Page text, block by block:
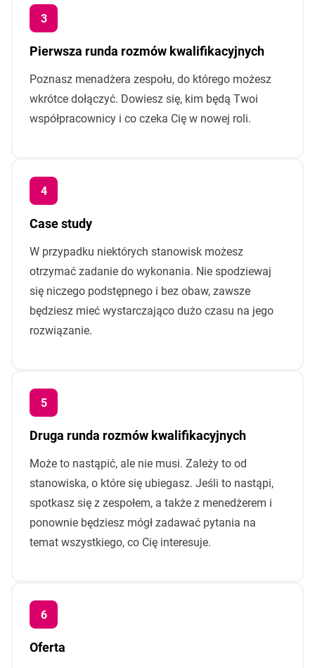
Pierwsza runda rozmów kwalifikacyjnych
Poznasz menadżera zespołu, do którego możesz
wkrótce dołączyć. Dowiesz się, kim będą Twoi
współpracownicy i co czeka Cię w nowej roli.
Case study
W przypadku niektórych stanowisk możesz
otrzymać zadanie do wykonania. Nie spodziewaj
się niczego podstępnego i bez obaw, zawsze
będziesz mieć wystarczająco dużo czasu na jego
rozwiązanie.
Druga runda rozmów kwalifikacyjnych
Może to nastąpić, ale nie musi. Zależy to od
stanowiska, o które się ubiegasz. Jeśli to nastąpi,
spotkasz się z zespołem, a także z menedżerem i
ponownie będziesz mógł zadawać pytania na
temat wszystkiego, co Cię interesuje.
Oferta